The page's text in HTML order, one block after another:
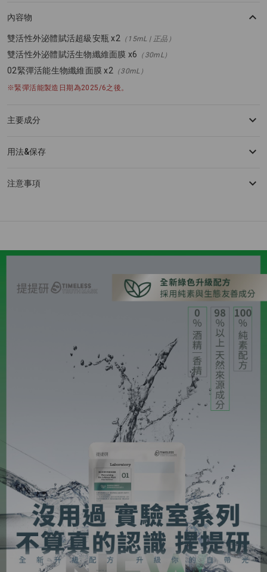
內容物
雙活性外泌體賦活超級安瓶 x2（15mL | 正品）
雙活性外泌體賦活生物纖維面膜 x6 （30mL）
02緊彈活能生物纖維面膜 x2（30mL）
※緊彈活能製造日期為2025/6之後。
主要成分
用法&保存
注意事項